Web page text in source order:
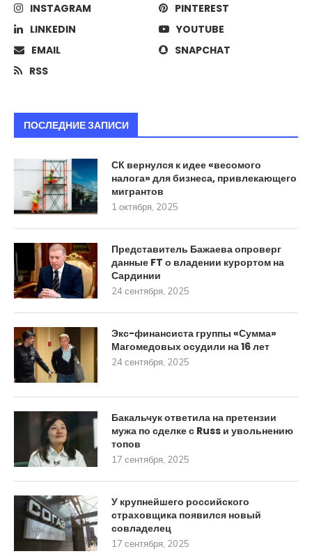
INSTAGRAM
PINTEREST
LINKEDIN
YOUTUBE
EMAIL
SNAPCHAT
RSS
ПОСЛЕДНИЕ ЗАПИСИ
СК вернулся к идее «весомого
налога» для бизнеса, привлекающего
мигрантов
1 октября, 2025
Представитель Бажаева опроверг
данные FT о владении курортом на
Сардинии
24 сентября, 2025
Экс-финансиста группы «Сумма»
Магомедовых осудили на 16 лет
24 сентября, 2025
Бакальчук ответила на претензии
мужа по сделке с Russ и увольнению
топов
17 сентября, 2025
У крупнейшего российского
страховщика появился новый
совладелец
17 сентября, 2025